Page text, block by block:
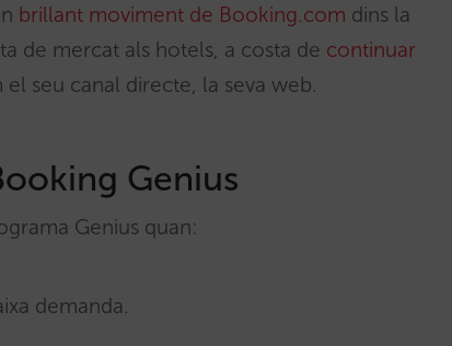
brillant moviment de Booking.com dins la
de mercat als hotels, a costa de continuar
seu canal directe, la seva web.
Genius
Genius quan:
demanda.